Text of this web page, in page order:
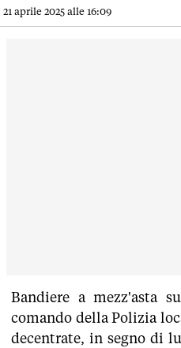
21 aprile 2025 alle 16:09
Bandiere a mezz'asta
comando della Polizia
decentrate, in segno di